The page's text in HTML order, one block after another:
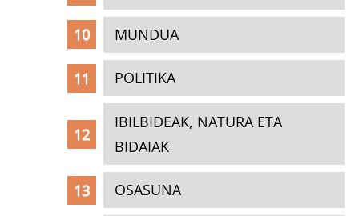
MUNDUA
POLITIKA
IBILBIDEAK, NATURA ETA
BIDAIAK
OSASUNA